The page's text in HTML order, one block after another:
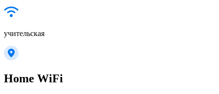
учительская
Home WiFi